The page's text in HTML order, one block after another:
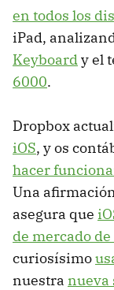
en todos los
iPad,
Keyboardy el
6000.
Dropbox
iOS, y os
hacer
Una
asegura que
de mercado
curiosísimo
nuestra nueva